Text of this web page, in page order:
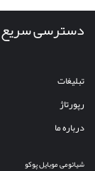
دسترسی سریع
تبلیغات
رپورتاژ
درباره ما
شیائومیموبایلپوکو